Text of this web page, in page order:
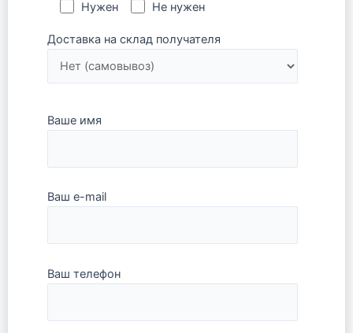
Нужен
Не нужен
Доставка на склад получателя
Ваше имя
Ваш e-mail
Ваш телефон